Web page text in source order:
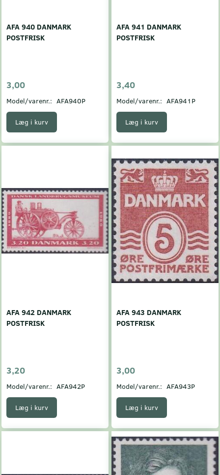
AFA 940 DANMARK
POSTFRISK
3,00
Model/varenr.: AFA940P
Læg i kurv
AFA 941 DANMARK
POSTFRISK
3,40
Model/varenr.: AFA941P
Læg i kurv
AFA 942 DANMARK
POSTFRISK
3,20
Model/varenr.: AFA942P
Læg i kurv
AFA 943 DANMARK
POSTFRISK
3,00
Model/varenr.: AFA943P
Læg i kurv